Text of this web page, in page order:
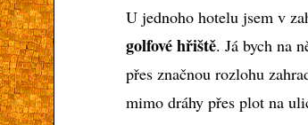
U jednoho hotelu jsem v
golfové hřiště. Já bych na
přes značnou rozlohu
mimo dráhy přes plot na